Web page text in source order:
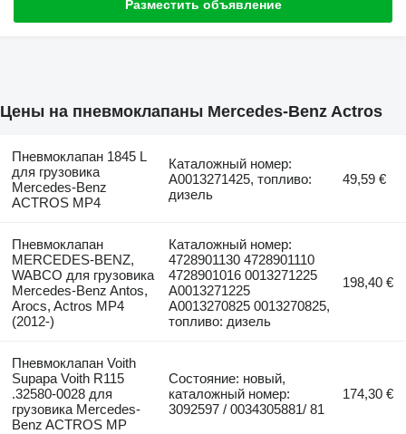
Разместить объявление
Цены на пневмоклапаны Mercedes-Benz Actros
Пневмоклапан 1845 L
для грузовика
Mercedes-Benz
ACTROS MP4
Каталожный номер:
A0013271425, топливо:
дизель
49,59 €
Пневмоклапан
MERCEDES-BENZ,
WABCO для грузовика
Mercedes-Benz Antos,
Arocs, Actros MP4
(2012-)
Каталожный номер:
4728901130 4728901110
4728901016 0013271225
A0013271225
A0013270825 0013270825,
топливо: дизель
198,40 €
Пневмоклапан Voith
Supapa Voith R115
.32580-0028 для
грузовика Mercedes-
Benz ACTROS MP
Состояние: новый,
каталожный номер:
3092597 / 0034305881/ 81
174,30 €